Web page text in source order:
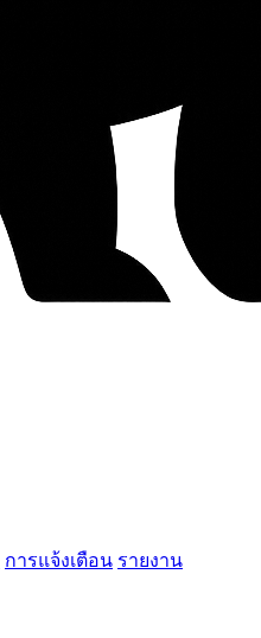
การแจ้งเตือน รายงาน